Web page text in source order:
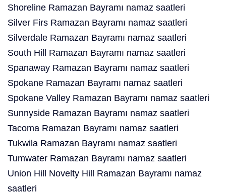
Shoreline Ramazan Bayramı namaz saatleri
Silver Firs Ramazan Bayramı namaz saatleri
Silverdale Ramazan Bayramı namaz saatleri
South Hill Ramazan Bayramı namaz saatleri
Spanaway Ramazan Bayramı namaz saatleri
Spokane Ramazan Bayramı namaz saatleri
Spokane Valley Ramazan Bayramı namaz saatleri
Sunnyside Ramazan Bayramı namaz saatleri
Tacoma Ramazan Bayramı namaz saatleri
Tukwila Ramazan Bayramı namaz saatleri
Tumwater Ramazan Bayramı namaz saatleri
Union Hill Novelty Hill Ramazan Bayramı namaz
saatleri